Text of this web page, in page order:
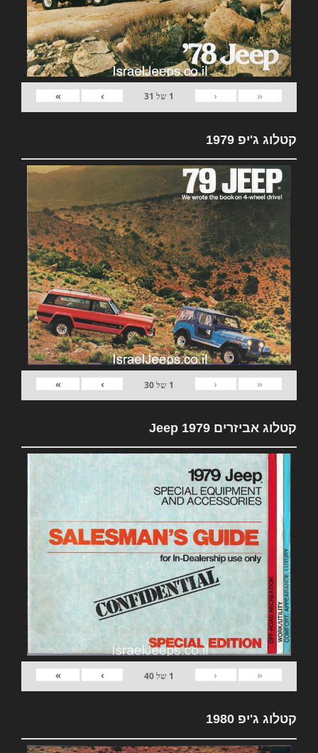
«
‹
1 של 31
›
»
קטלוג ג'יפ 1979
«
‹
1 של30
›
»
קטלוג אביזרים 1979 Jeep
«
‹
1 של40
›
»
קטלוג ג'יפ 1980